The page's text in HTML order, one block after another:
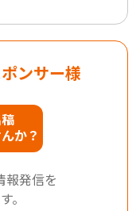
ンサー様
か？
報発信を
。